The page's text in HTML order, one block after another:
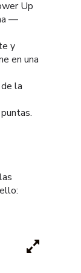
Up
—
y
en una
la